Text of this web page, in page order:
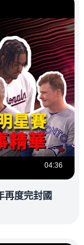
04:36
再度完封國